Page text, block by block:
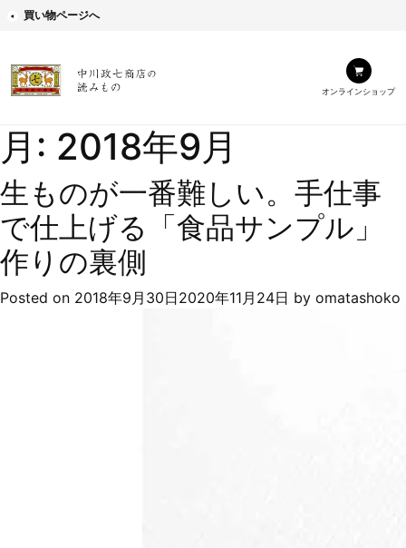
買い物ページへ
オンラインショップ
月: 2018年9月
生ものが一番難しい。手仕事
で仕上げる「食品サンプル」
作りの裏側
Posted on 2018年9月30日2020年11月24日 by omatashoko